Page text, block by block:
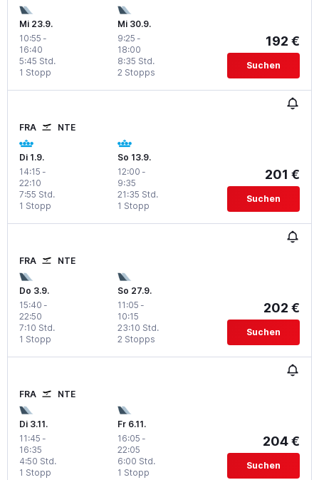
Mi 23.9.
10:55 -
16:40
1 Stopp
5:45 Std.
Mi 30.9.
9:25 -
18:00
2 Stopps
8:35 Std.
192 €
Suchen
FRA NTE
Di 1.9.
14:15 -
22:10
1 Stopp
7:55 Std.
So 13.9.
12:00 -
9:35
1 Stopp
21:35 Std.
201 €
Suchen
FRA NTE
Do 3.9.
15:40 -
22:50
1 Stopp
7:10 Std.
So 27.9.
11:05 -
10:15
2 Stopps
23:10 Std.
202 €
Suchen
FRA NTE
Di 3.11.
11:45 -
16:35
1 Stopp
4:50 Std.
Fr 6.11.
16:05 -
22:05
1 Stopp
6:00 Std.
204 €
Suchen